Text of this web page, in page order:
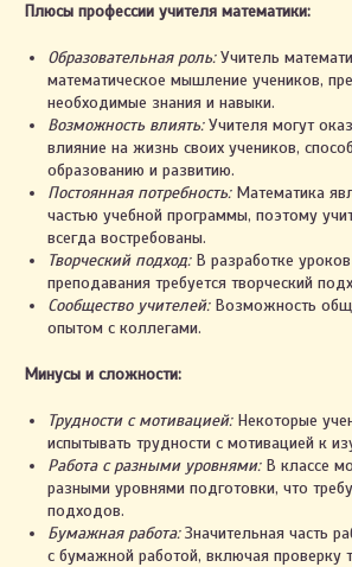
Плюсы профессии учителя математики:
Образовательная роль:Учитель
математическое мышление учеников,
необходимые знания и навыки.
Возможность влиять:Учителя могут
влияние на жизнь своих учеников,
образованию и развитию.
Постоянная потребность: Математика
частью учебной программы, поэтому
всегда востребованы.
Творческий подход:В разработке
преподавания требуется творческий
Сообщество учителей: Возможность
опытом с коллегами.
Минусы и сложности:
Трудности с мотивацией:Некоторые
испытывать трудности с мотивацией к
Работа с разными уровнями: В классе
разными уровнями подготовки, что
подходов.
Бумажная работа:Значительная часть
с бумажной работой, включая проверку